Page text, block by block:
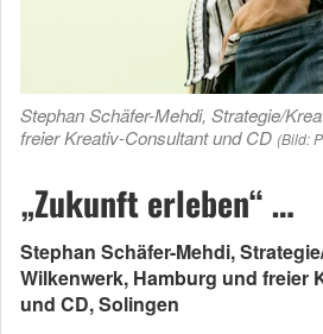
Stephan Schäfer-Mehdi, Strategie/
freier Kreativ-Consultant und CD (Bild:
„Zukunft erleben“ …
Stephan Schäfer-Mehdi,
Wilkenwerk, Hamburg und freier
und CD, Solingen